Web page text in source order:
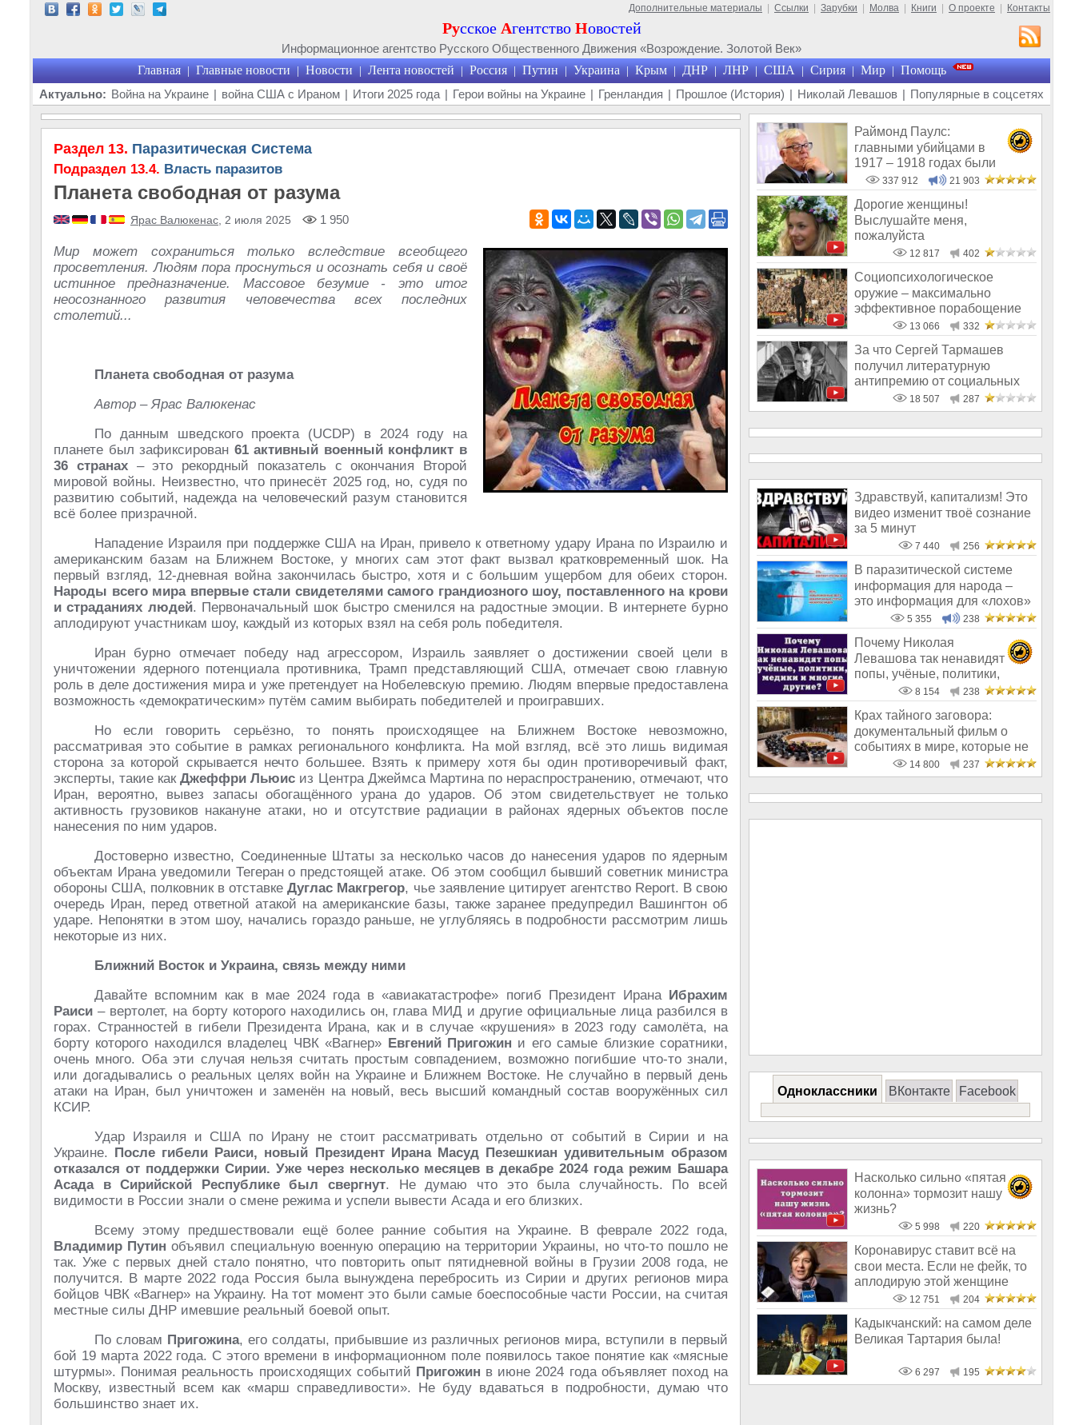
Дополнительные материалы Ссылки Зарубки Молва Книги О проекте Контакты
Русское Агентство Новостей
Информационное агентство Русского Общественного Движения «Возрождение. Золотой Век»
Главная | Главные новости | Новости | Лента новостей | Россия | Путин | Украина | Крым | ДНР | ЛНР | США | Сирия | Мир | Помощь
Актуально: Война на Украине | война США с Ираном | Итоги 2025 года | Герои войны на Украине | Гренландия | Прошлое (История) | Николай Левашов | Популярные в соцсетях
Раздел 13. Паразитическая Система
Подраздел 13.4. Власть паразитов
Планета свободная от разума
Ярас Валюкенас , 2 июля 2025 1 950
Мир может сохраниться только вследствие всеобщего
просветления. Людям пора проснуться и осознать себя и своё
истинное предназначение. Массовое безумие - это итог
неосознанного развития человечества всех последних
столетий...
Планета свободная от разума
Автор – Ярас Валюкенас
По данным шведского проекта (UCDP) в 2024 году на
планете был зафиксирован 61 активный военный конфликт в
36 странах– это рекордный показатель с окончания Второй
мировой войны. Неизвестно, что принесёт 2025 год, но, судя по
развитию событий, надежда на человеческий разум становится
всё более призрачной.
Нападение Израиля при поддержке США на Иран, привело к ответному удару Ирана по Израилю и
американским базам на Ближнем Востоке, у многих сам этот факт вызвал кратковременный шок. На
первый взгляд, 12-дневная война закончилась быстро, хотя и с большим ущербом для обеих сторон.
Народы всего мира впервые стали свидетелями самого грандиозного шоу, поставленного на крови
и страданиях людей. Первоначальный шок быстро сменился на радостные эмоции. В интернете бурно
аплодируют участникам шоу, каждый из которых взял на себя роль победителя.
Иран бурно отмечает победу над агрессором, Израиль заявляет о достижении своей цели в
уничтожении ядерного потенциала противника, Трамп представляющий США, отмечает свою главную
роль в деле достижения мира и уже претендует на Нобелевскую премию. Людям впервые предоставлена
возможность «демократическим» путём самим выбирать победителей и проигравших.
Но если говорить серьёзно, то понять происходящее на Ближнем Востоке невозможно,
рассматривая это событие в рамках регионального конфликта. На мой взгляд, всё это лишь видимая
сторона за которой скрывается нечто большее. Взять к примеру хотя бы один противоречивый факт,
эксперты, такие какДжеффри Льюис из Центра Джеймса Мартина по нераспространению, отмечают, что
Иран, вероятно, вывез запасы обогащённого урана до ударов. Об этом свидетельствует не только
активность грузовиков накануне атаки, но и отсутствие радиации в районах ядерных объектов после
нанесения по ним ударов.
Достоверно известно, Соединенные Штаты за несколько часов до нанесения ударов по ядерным
объектам Ирана уведомили Тегеран о предстоящей атаке. Об этом сообщил бывший советник министра
обороны США, полковник в отставкеДуглас Макгрегор, чье заявление цитирует агентство Report. В свою
очередь Иран, перед ответной атакой на американские базы, также заранее предупредил Вашингтон об
ударе. Непонятки в этом шоу, начались гораздо раньше, не углубляясь в подробности рассмотрим лишь
некоторые из них.
Ближний Восток и Украина, связь между ними
Давайте вспомним как в мае 2024 года в «авиакатастрофе» погиб Президент Ирана Ибрахим
Раиси – вертолет, на борту которого находились он, глава МИД и другие официальные лица разбился в
горах. Странностей в гибели Президента Ирана, как и в случае «крушения» в 2023 году самолёта, на
борту которого находился владелец ЧВК «Вагнер» Евгений Пригожин и его самые близкие соратники,
очень много. Оба эти случая нельзя считать простым совпадением, возможно погибшие что-то знали,
или догадывались о реальных целях войн на Украине и Ближнем Востоке. Не случайно в первый день
атаки на Иран, был уничтожен и заменён на новый, весь высший командный состав вооружённых сил
КСИР.
Удар Израиля и США по Ирану не стоит рассматривать отдельно от событий в Сирии и на
Украине. После гибели Раиси, новый Президент Ирана Масуд Пезешкиан удивительным образом
отказался от поддержки Сирии. Уже через несколько месяцев в декабре 2024 года режим Башара
Асада в Сирийской Республике был свергнут. Не думаю что это была случайность. По всей
видимости в России знали о смене режима и успели вывести Асада и его близких.
Всему этому предшествовали ещё более ранние события на Украине. В феврале 2022 года,
Владимир Путин объявил специальную военную операцию на территории Украины, но что-то пошло не
так. Уже с первых дней стало понятно, что повторить опыт пятидневной войны в Грузии 2008 года, не
получится. В марте 2022 года Россия была вынуждена перебросить из Сирии и других регионов мира
бойцов ЧВК «Вагнер» на Украину. На тот момент это были самые боеспособные части России, на считая
местные силы ДНР имевшие реальный боевой опыт.
По словам Пригожина, его солдаты, прибывшие из различных регионов мира, вступили в первый
бой 19 марта 2022 года. С этого времени в информационном поле появилось такое понятие как «мясные
штурмы». Понимая реальность происходящих событий Пригожин в июне 2024 года объявляет поход на
Москву, известный всем как «марш справедливости». Не буду вдаваться в подробности, думаю что
большинство знает их.
Раймонд Паулс:
главными убийцами в
1917 – 1918 годах были
латыши и евреи, а не русс
337 912 21 903
Дорогие женщины!
Выслушайте меня,
пожалуйста
12 817 402
Социопсихологическое
оружие – максимально
эффективное порабощение
13 066 332
За что Сергей Тармашев
получил литературную
антипремию от социальных
паразитов?18 507 287
Здравствуй, капитализм! Это
видео изменит твоё сознание
за 5 минут
7 440 256
В паразитической системе
информация для народа –
это информация для «лохов»
5 355 238
Почему Николая
Левашова так ненавидят
попы, учёные, политики,
медики и многие други
8 154 238
Крах тайного заговора:
документальный фильм о
событиях в мире, которые не
предаются14 800 237
Одноклассники ВКонтакте Facebook
Насколько сильно «пятая
колонна» тормозит нашу
жизнь?
5 998 220
Коронавирус ставит всё на
свои места. Если не фейк, то
аплодирую этой женщине
12 751 204
Кадыкчанский: на самом деле
Великая Тартария была!
6 297 195